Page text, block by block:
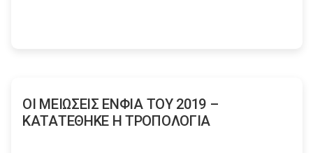
ΟΙ ΜΕΙΩΣΕΙΣ ΕΝΦΙΑ ΤΟΥ 2019 –
ΚΑΤΑΤΕΘΗΚΕ Η ΤΡΟΠΟΛΟΓΙΑ